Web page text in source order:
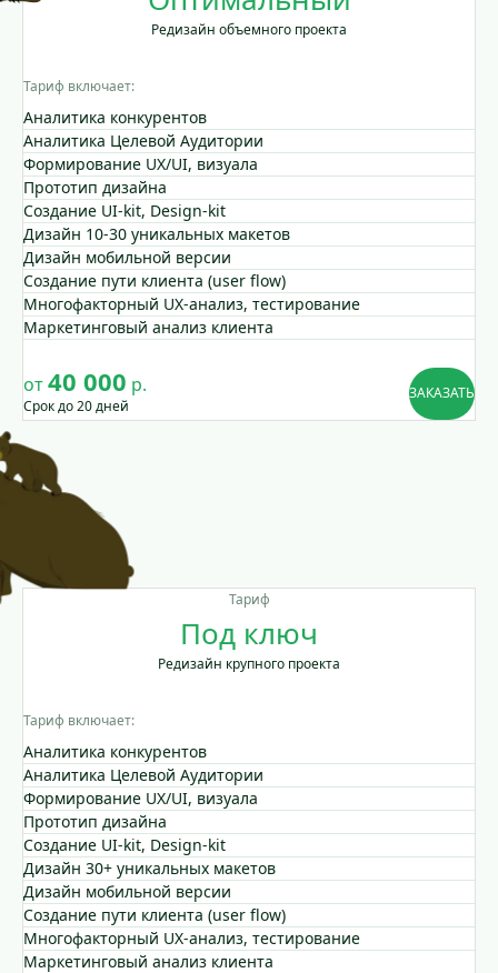
Редизайн объемного проекта
Тариф включает:
Аналитика конкурентов
Аналитика Целевой Аудитории
Формирование UX/UI, визуала
Прототип дизайна
Создание UI-kit, Design-kit
Дизайн 10-30 уникальных макетов
Дизайн мобильной версии
Создание пути клиента (user flow)
Многофакторный UX-анализ, тестирование
Маркетинговый анализ клиента
от40 000 р.
Срок до 20 дней
ЗАКАЗАТЬ
Тариф
Под ключ
Редизайн крупного проекта
Тариф включает:
Аналитика конкурентов
Аналитика Целевой Аудитории
Формирование UX/UI, визуала
Прототип дизайна
Создание UI-kit, Design-kit
Дизайн 30+ уникальных макетов
Дизайн мобильной версии
Создание пути клиента (user flow)
Многофакторный UX-анализ, тестирование
Маркетинговый анализ клиента